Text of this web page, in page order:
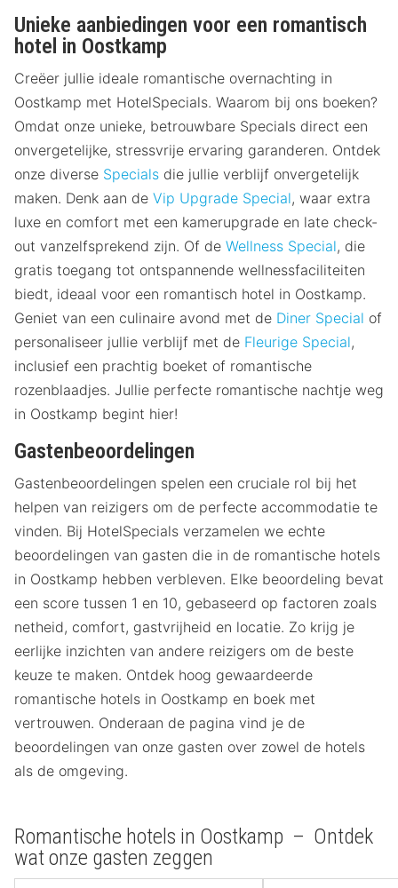
Unieke aanbiedingen voor een romantisch
hotel in Oostkamp
Creëer jullie ideale romantische overnachting in
Oostkamp met HotelSpecials. Waarom bij ons boeken?
Omdat onze unieke, betrouwbare Specials direct een
onvergetelijke, stressvrije ervaring garanderen. Ontdek
onze diverse Specials die jullie verblijf onvergetelijk
maken. Denk aan de Vip Upgrade Special, waar extra
luxe en comfort met een kamerupgrade en late check-
out vanzelfsprekend zijn. Of de Wellness Special, die
gratis toegang tot ontspannende wellnessfaciliteiten
biedt, ideaal voor een romantisch hotel in Oostkamp.
Geniet van een culinaire avond met de Diner Special of
personaliseer jullie verblijf met de Fleurige Special,
inclusief een prachtig boeket of romantische
rozenblaadjes. Jullie perfecte romantische nachtje weg
in Oostkamp begint hier!
Gastenbeoordelingen
Gastenbeoordelingen spelen een cruciale rol bij het
helpen van reizigers om de perfecte accommodatie te
vinden. Bij HotelSpecials verzamelen we echte
beoordelingen van gasten die in de romantische hotels
in Oostkamp hebben verbleven. Elke beoordeling bevat
een score tussen 1 en 10, gebaseerd op factoren zoals
netheid, comfort, gastvrijheid en locatie. Zo krijg je
eerlijke inzichten van andere reizigers om de beste
keuze te maken. Ontdek hoog gewaardeerde
romantische hotels in Oostkamp en boek met
vertrouwen. Onderaan de pagina vind je de
beoordelingen van onze gasten over zowel de hotels
als de omgeving.
Romantische hotels in Oostkamp – Ontdek
wat onze gasten zeggen